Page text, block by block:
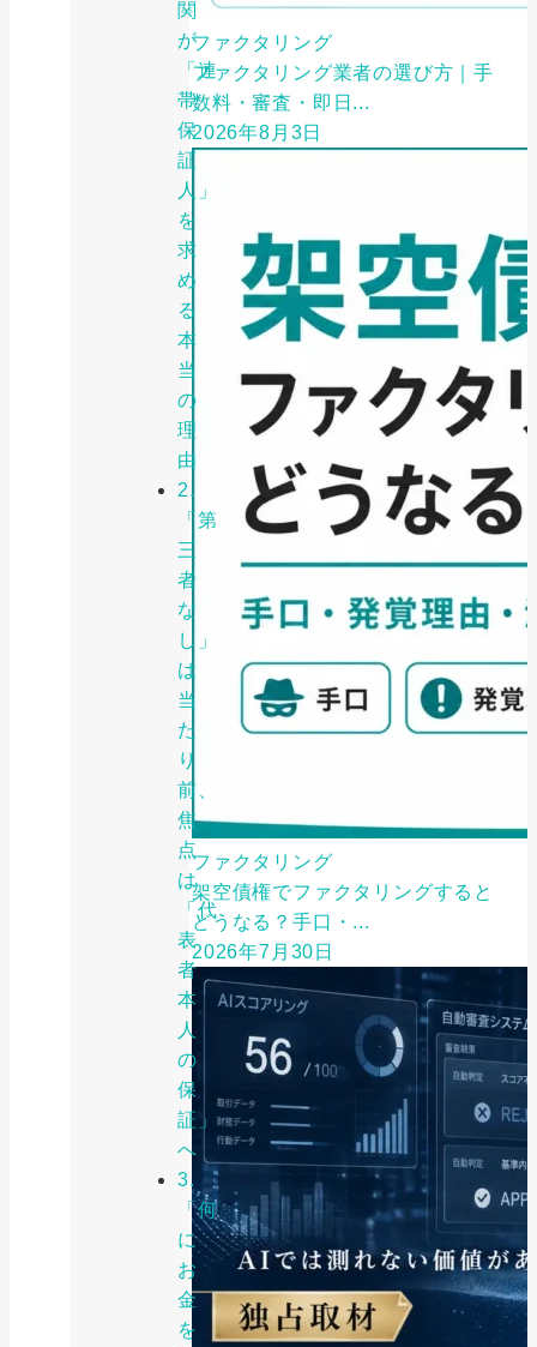
関
が
「連
帯
保
証
人」
を
求
め
る
本
当
の
理
由
2.
「第
三
者
な
し」
は
当
た
り
前、
焦
点
は
「代
表
者
本
人
の
保
証」
へ
3.
「何
に
お
金
を
ファクタリング
ファクタリング業者の選び方｜手
数料・審査・即日...
2026年8月3日
ファクタリング
架空債権でファクタリングすると
どうなる？手口・...
2026年7月30日